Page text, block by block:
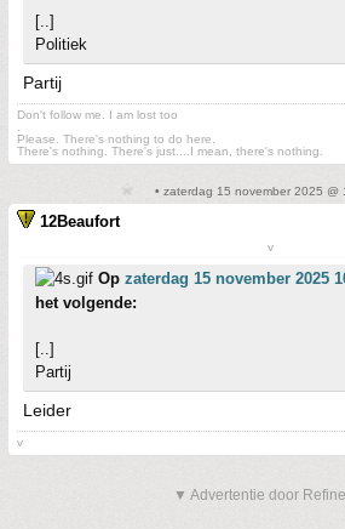
[..]
Politiek
Partij
Don't follow me. I am lost too
Please. There's nothing to do here.
There's nothing. There's just....I mean, there's nothing.
• zaterdag 15 november 2025 @
12Beaufort
v
Op zaterdag 15 november 2025
het volgende:
[..]
Partij
Leider
v
▼ Advertentie door